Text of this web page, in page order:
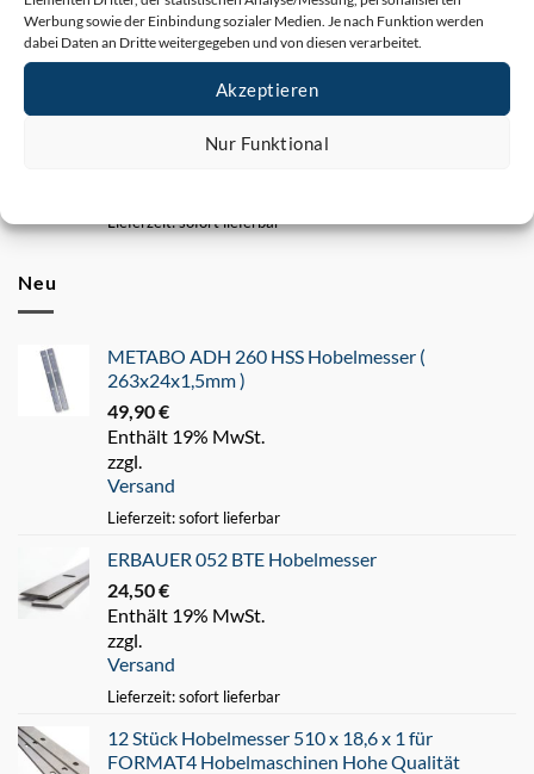
Werbung sowie der Einbindung sozialer Medien. Je nach Funktion werden
dabei Daten an Dritte weitergegeben und von diesen verarbeitet.
Akzeptieren
Nur Funktional
Lieferzeit: sofort lieferbar
Spaltkeil nach DIN33820 für Bosch PTS 10 –
Federstahl (2,5mm)
25,00€
Enthält 19% MwSt.
Lieferzeit: sofort lieferbar
Neu
METABO ADH 260 HSS Hobelmesser (
263x24x1,5mm )
49,90€
Enthält 19% MwSt.
zzgl.
Versand
Lieferzeit: sofort lieferbar
ERBAUER 052 BTE Hobelmesser
24,50€
Enthält 19% MwSt.
zzgl.
Versand
Lieferzeit: sofort lieferbar
12 Stück Hobelmesser 510 x 18,6 x 1 für
FORMAT4 Hobelmaschinen Hohe Qualität